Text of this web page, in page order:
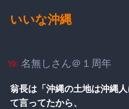
いいな沖縄
19: 名無しさん＠１周年
翁長は「沖縄の土地は沖縄
て言ってたから、